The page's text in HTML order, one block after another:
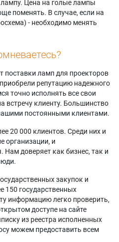
PT-
PT-
PT-
PT-
PT-
PT-
PT-
PT-
(TWIN
PT-
PT-DZ80
Panasonic PT-
DZ870UL
Panasonic PT-
DZ870ULS
DZ870ULW
Panasonic PT-
DZ870US
Panasonic PT-
DZ870UW
Panasonic PT-
DZ870W (TWIN
PACK)
Panasonic PT-
Panasonic PT-
DZ870WU
Panasonic PT-
FDX110C
Panasonic PT-
FDX110C (TWIN
Цена на голые лампы
поменять. В случае, если на
- необходимо менять
поставки ламп для проекторов
репутацию надежного
точно исполнять все свои
встречу клиенту. Большинство
постоянными клиентами.
20 000 клиентов. Среди них и
организации, и
Нам доверяет как бизнес, так и
закупок и
150 государственных
информацию легко проверить,
доступе на сайте
из реестра исполненных
можем предоставить всем